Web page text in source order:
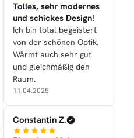
Tolles, sehr modernes
und schickes Design!
Ich bin total begeistert
von der schönen Optik.
Wärmt auch sehr gut
und gleichmäßig den
Raum.
11.04.2025
Constantin Z.